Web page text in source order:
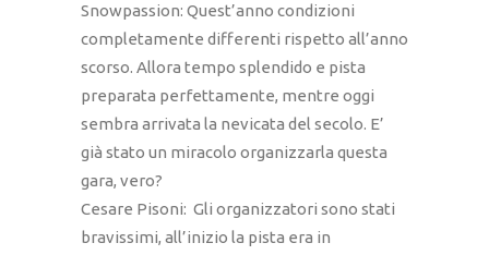
Snowpassion: Quest’anno condizioni
completamente differenti rispetto all’anno
scorso. Allora tempo splendido e pista
preparata perfettamente, mentre oggi
sembra arrivata la nevicata del secolo. E’
già stato un miracolo organizzarla questa
gara, vero?
Cesare Pisoni: Gli organizzatori sono stati
bravissimi, all’inizio la pista era in